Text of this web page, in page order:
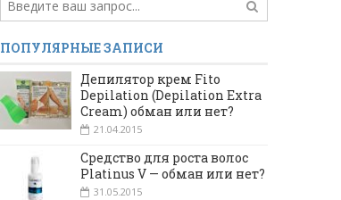
ПОПУЛЯРНЫЕ ЗАПИСИ
Депилятор крем Fito
Depilation (Depilation Extra
Cream) обман или нет?
21.04.2015
Средство для роста волос
Platinus V — обман или нет?
31.05.2015